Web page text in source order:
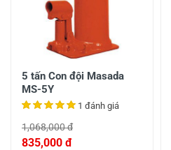
5 tấn Con đội Masada
MS-5Y
1 đánh giá
1,068,000 đ
835,000 đ